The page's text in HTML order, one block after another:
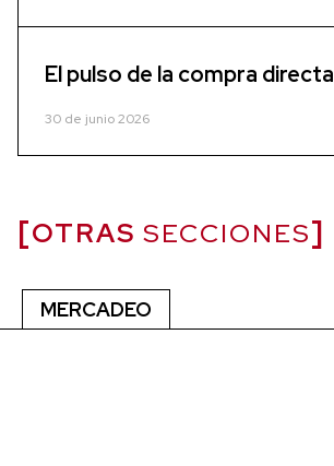
El pulso de la compra directa
30 de junio 2026
OTRAS SECCIONES
MERCADEO